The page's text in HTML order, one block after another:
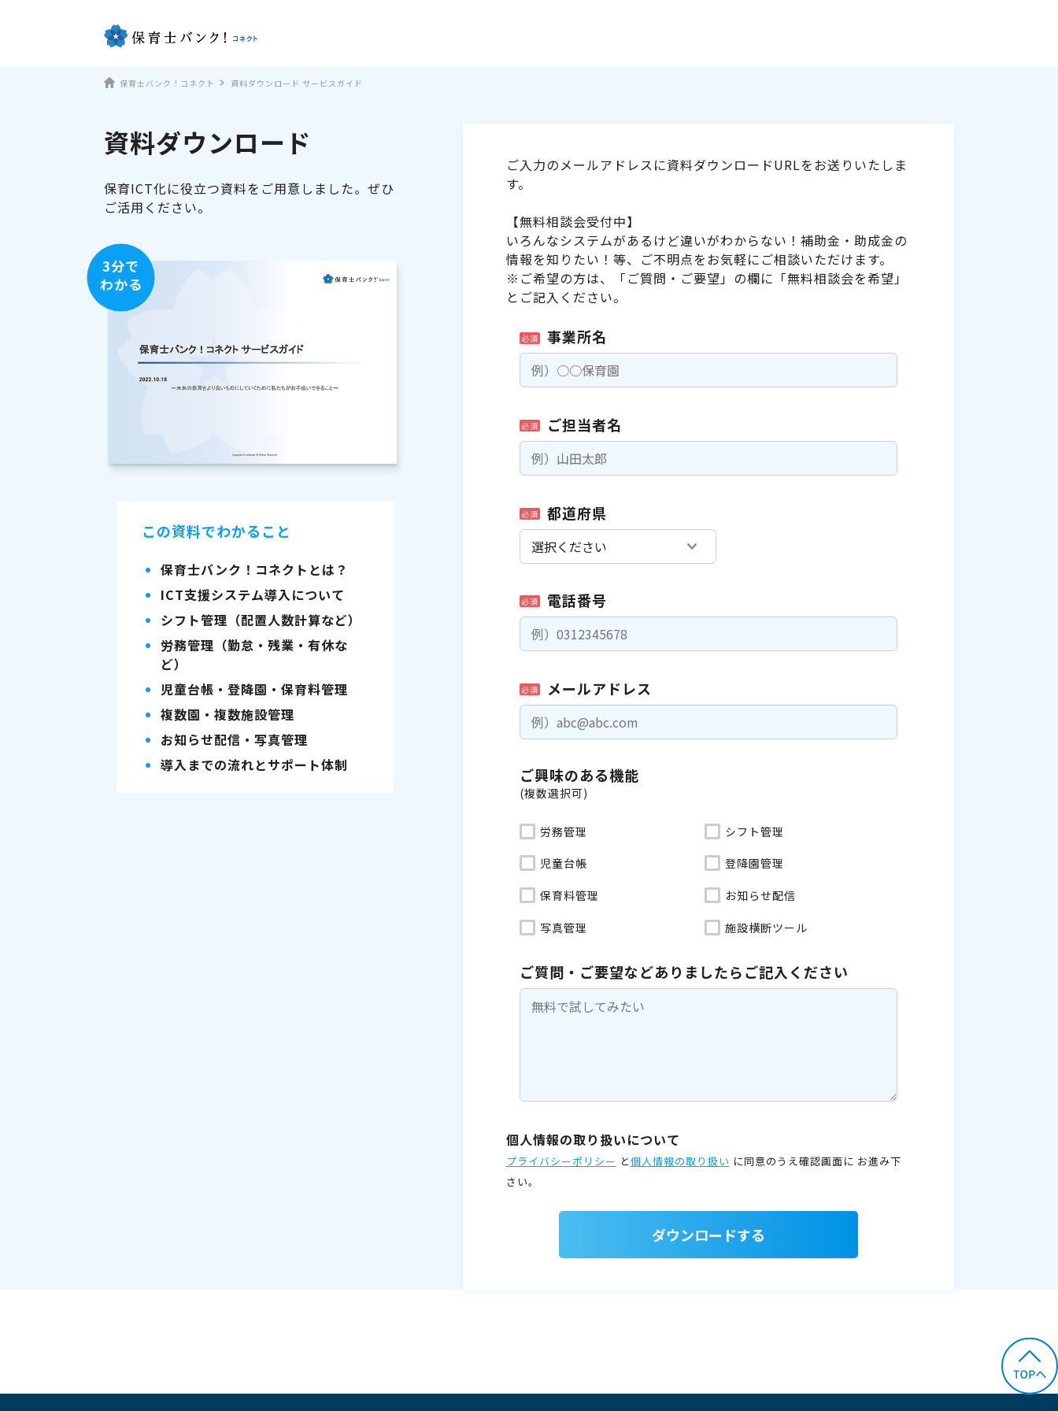
保育士バンク！コネクト 資料ダウンロード サービスガイド
資料ダウンロード
保育ICT化に役立つ資料をご用意しました。ぜひ
ご活用ください。
3分で
わかる
この資料でわかること
保育士バンク！コネクトとは？
ICT支援システム導入について
シフト管理（配置人数計算など）
労務管理（勤怠・残業・有休な
ど）
児童台帳・登降園・保育料管理
複数園・複数施設管理
お知らせ配信・写真管理
導入までの流れとサポート体制
ご入力のメールアドレスに資料ダウンロードURLをお送りいたしま
す。
【無料相談会受付中】
いろんなシステムがあるけど違いがわからない！補助金・助成金の
情報を知りたい！等、ご不明点をお気軽にご相談いただけます。
※ご希望の方は、「ご質問・ご要望」の欄に「無料相談会を希望」
とご記入ください。
必須 事業所名
必須 ご担当者名
必須 都道府県
必須 電話番号
必須 メールアドレス
ご興味のある機能
(複数選択可)
労務管理 シフト管理
児童台帳 登降園管理
保育料管理 お知らせ配信
写真管理 施設横断ツール
ご質問・ご要望などありましたらご記入ください
個人情報の取り扱いについて
プライバシーポリシー と個人情報の取り扱い に同意のうえ確認画面に お進み下
さい。
ダウンロードする